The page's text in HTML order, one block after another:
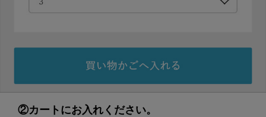
②カートにお入れください。